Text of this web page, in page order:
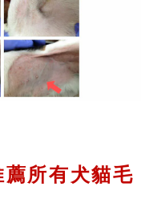
所有犬貓毛